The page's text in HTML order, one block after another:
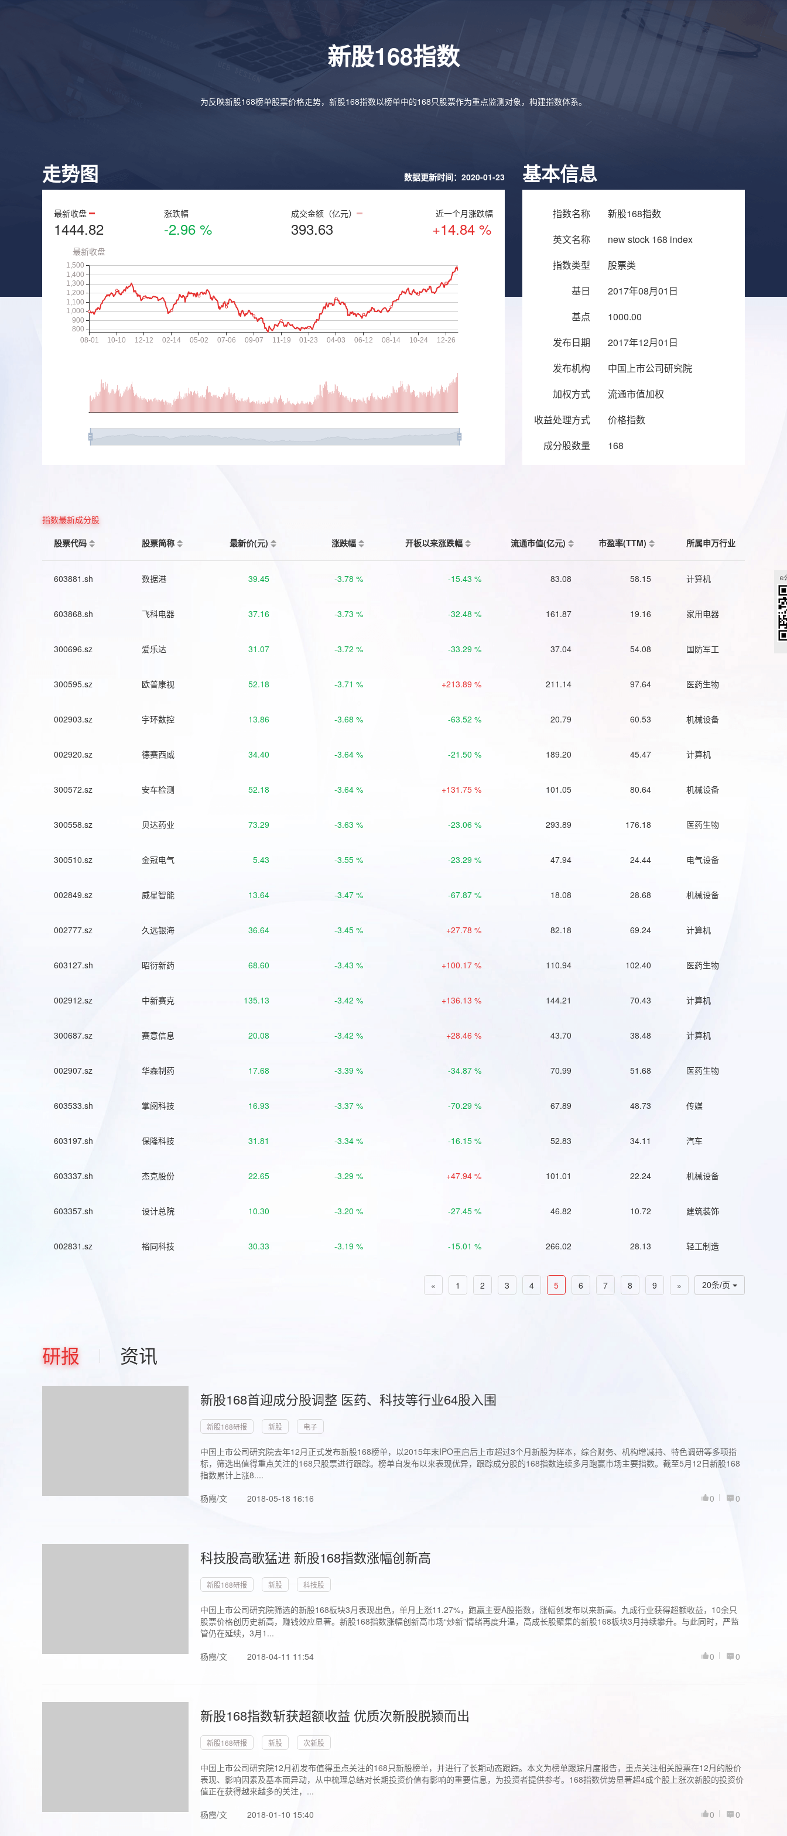
新股168指数
为反映新股168榜单股票价格走势，新股168指数以榜单中的168只股票作为重点监测对象，构建指数体系。
走势图 数据更新时间：2020-01-23
最新收盘
1444.82
涨跌幅
-2.96 %
成交金额（亿元）
393.63
近一个月涨跌幅
+14.84 %
基本信息
指数名称
新股168指数
英文名称
new stock 168 index
指数类型
股票类
基日
2017年08月01日
基点
1000.00
发布日期
2017年12月01日
发布机构
中国上市公司研究院
加权方式
流通市值加权
收益处理方式
价格指数
成分股数量
168
指数最新成分股
股票代码
股票简称 最新价(元) 涨跌幅 开板以来涨跌幅 流通市值(亿元) 市盈率(TTM) 所属申万行业
603881.sh 数据港 39.45 -3.78 % -15.43 % 83.08 58.15 计算机
603868.sh 飞科电器 37.16 -3.73 % -32.48 % 161.87 19.16 家用电器
300696.sz 爱乐达 31.07 -3.72 % -33.29 % 37.04 54.08 国防军工
300595.sz 欧普康视 52.18 -3.71 % +213.89 % 211.14 97.64 医药生物
002903.sz 宇环数控 13.86 -3.68 % -63.52 % 20.79 60.53 机械设备
002920.sz 德赛西威 34.40 -3.64 % -21.50 % 189.20 45.47 计算机
300572.sz 安车检测 52.18 -3.64 % +131.75 % 101.05 80.64 机械设备
300558.sz 贝达药业 73.29 -3.63 % -23.06 % 293.89 176.18 医药生物
300510.sz 金冠电气 5.43 -3.55 % -23.29 % 47.94 24.44 电气设备
002849.sz 威星智能 13.64 -3.47 % -67.87 % 18.08 28.68 机械设备
002777.sz 久远银海 36.64 -3.45 % +27.78 % 82.18 69.24 计算机
603127.sh 昭衍新药 68.60 -3.43 % +100.17 % 110.94 102.40 医药生物
002912.sz 中新赛克 135.13 -3.42 % +136.13 % 144.21 70.43 计算机
300687.sz 赛意信息 20.08 -3.42 % +28.46 % 43.70 38.48 计算机
002907.sz 华森制药 17.68 -3.39 % -34.87 % 70.99 51.68 医药生物
603533.sh 掌阅科技 16.93 -3.37 % -70.29 % 67.89 48.73 传媒
603197.sh 保隆科技 31.81 -3.34 % -16.15 % 52.83 34.11 汽车
603337.sh 杰克股份 22.65 -3.29 % +47.94 % 101.01 22.24 机械设备
603357.sh 设计总院 10.30 -3.20 % -27.45 % 46.82 10.72 建筑装饰
002831.sz 裕同科技 30.33 -3.19 % -15.01 % 266.02 28.13 轻工制造
20条/页
« 1 2 3 4 5 6 7 8 9 »
研报 资讯
新股168首迎成分股调整 医药、科技等行业64股入围
新股168研报 新股 电子
中国上市公司研究院去年12月正式发布新股168榜单，以2015年末IPO重启后上市超过3个月新股为样本，综合财务、机构增减持、特色调研等多项指
标，筛选出值得重点关注的168只股票进行跟踪。榜单自发布以来表现优异，跟踪成分股的168指数连续多月跑赢市场主要指数。截至5月12日新股168
指数累计上涨8....
杨霞/文
2018-05-18 16:16 0
0
科技股高歌猛进 新股168指数涨幅创新高
新股168研报 新股 科技股
中国上市公司研究院筛选的新股168板块3月表现出色，单月上涨11.27%，跑赢主要A股指数，涨幅创发布以来新高。九成行业获得超额收益，10余只
股票价格创历史新高，赚钱效应显著。新股168指数涨幅创新高市场“炒新”情绪再度升温，高成长股聚集的新股168板块3月持续攀升。与此同时，严监
管仍在延续，3月1...
杨霞/文
2018-04-11 11:54 0
0
新股168指数斩获超额收益 优质次新股脱颍而出
新股168研报 新股 次新股
中国上市公司研究院12月初发布值得重点关注的168只新股榜单，并进行了长期动态跟踪。本文为榜单跟踪月度报告，重点关注相关股票在12月的股价
表现、影响因素及基本面异动，从中梳理总结对长期投资价值有影响的重要信息，为投资者提供参考。168指数优势显著超4成个股上涨次新股的投资价
值正在获得越来越多的关注，...
杨霞/文
2018-01-10 15:40 0
0